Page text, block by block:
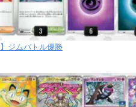
ジムバトル優勝